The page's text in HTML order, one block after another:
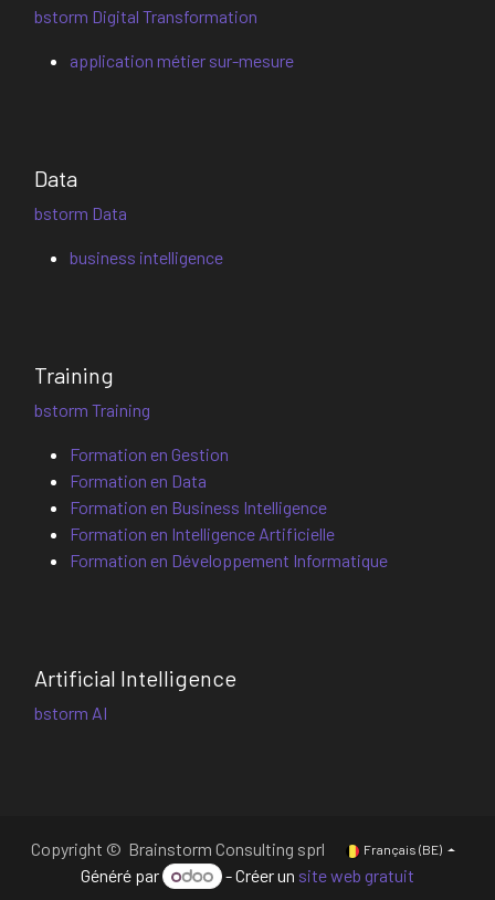
bstorm Digital Transformation
application métier sur-mesure
Data
bstorm Data
business intelligence
Training
bstorm Training
Formation en Gestion
Formation en Data
Formation en Business Intelligence
Formation en Intelligence Artificielle
Formation en Développement Informatique
Artificial Intelligence
bstorm AI
Copyright © Brainstorm Consulting sprl Français (BE)
Généré par - Créer un site web gratuit